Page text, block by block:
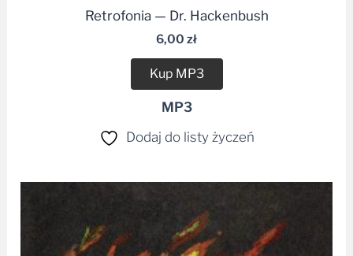
Retrofonia — Dr. Hackenbush
6,00 zł
Kup MP3
MP3
Dodaj do listy życzeń